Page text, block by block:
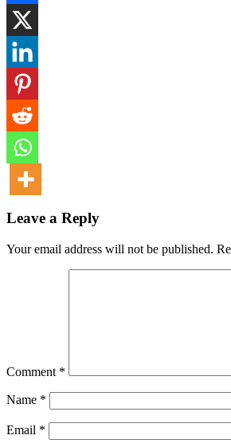
Leave a Reply
Your email address will not be published.
Comment *
Name *
Email *